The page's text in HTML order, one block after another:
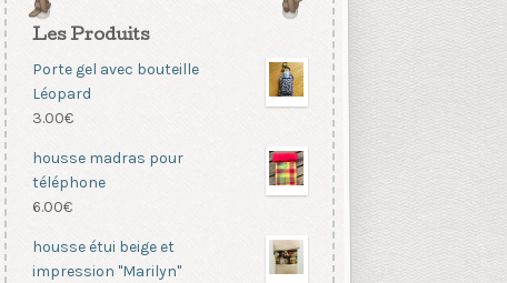
Les Produits
Porte gel avec bouteille
Léopard
3.00€
housse madras pour
téléphone
6.00€
housse étui beige et
impression "Marilyn"